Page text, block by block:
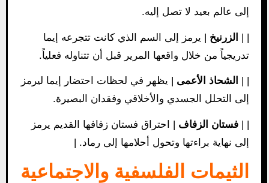
إلى عالم بعيد لا تصل إليه.
| | الزرنيخ | يرمز إلى السم الذي كانت تتجرعه إيما
تدريجياً من خلال واقعها المرير قبل أن تتناوله فعلياً.
الشحاذ الأعمى | يظهر في لحظات احتضار إيما ليرمز
إلى التحلل الجسدي والأخلاقي وفقدان البصيرة.
فستان الزفاف | احتراق فستان زفافها القديم يرمز
إلى نهاية براءتها وتحول أحلامها إلى رماد. |
الثيمات الفلسفية والاجتماعية